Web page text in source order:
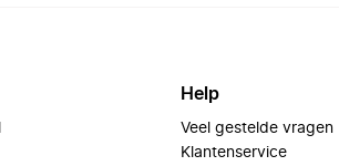
Help
Veel gestelde vragen
Klantenservice